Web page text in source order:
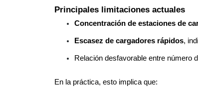
Principales limitaciones actuales
Concentración de estaciones de
Escasez de cargadores rápidos,
Relación desfavorable entre número
En la práctica, esto implica que: